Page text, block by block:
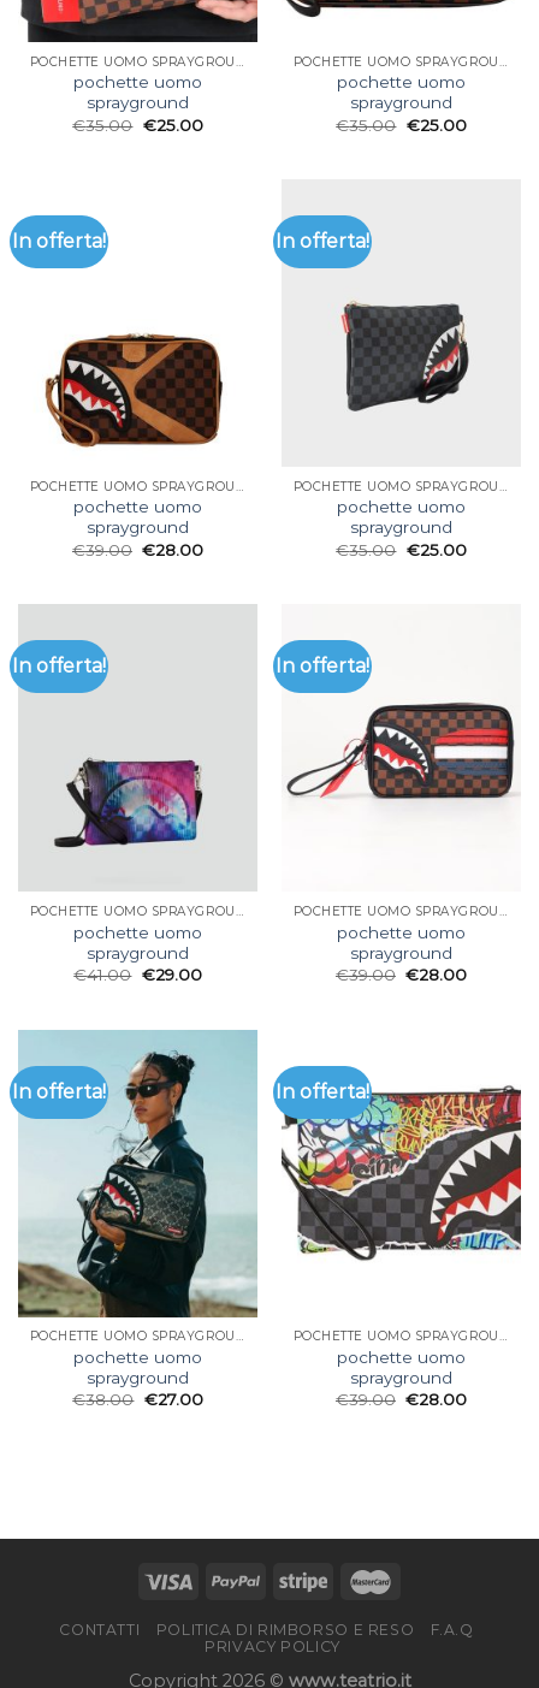
pochette uomo
sprayground
€35.00 €25.00
pochette uomo
sprayground
€35.00 €25.00
In offerta!
POCHETTE UOMO SPRAYGROUND
pochette uomo
sprayground
€39.00 €28.00
In offerta!
POCHETTE UOMO SPRAYGROUND
pochette uomo
sprayground
€35.00 €25.00
In offerta!
POCHETTE UOMO SPRAYGROUND
pochette uomo
sprayground
€41.00 €29.00
In offerta!
POCHETTE UOMO SPRAYGROUND
pochette uomo
sprayground
€39.00 €28.00
In offerta!
POCHETTE UOMO SPRAYGROUND
pochette uomo
sprayground
€38.00 €27.00
In offerta!
POCHETTE UOMO SPRAYGROUND
pochette uomo
sprayground
€39.00 €28.00
CONTATTI POLITICA DI RIMBORSO E RESO
F.A.Q
PRIVACY POLICY
Copyright 2026 © www.teatrio.it